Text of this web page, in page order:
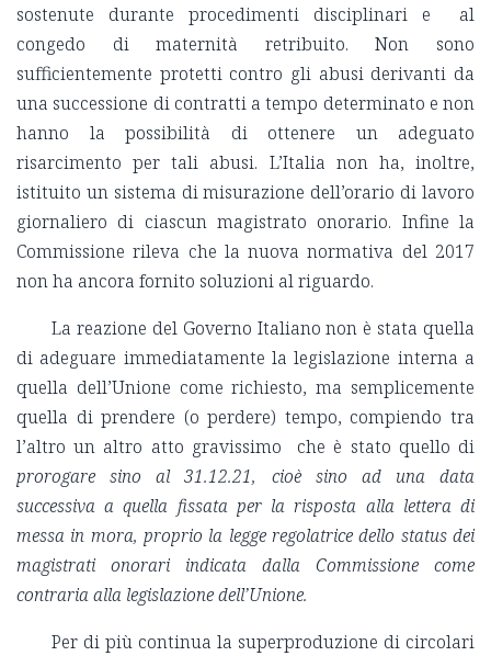
sostenute durante procedimenti disciplinari e al
congedo di maternità retribuito. Non sono
sufficientemente protetti contro gli abusi derivanti da
una successione di contratti a tempo determinato e non
hanno la possibilità di ottenere un adeguato
risarcimento per tali abusi. L’Italia non ha, inoltre,
istituito un sistema di misurazione dell’orario di lavoro
giornaliero di ciascun magistrato onorario. Infine la
Commissione rileva che la nuova normativa del 2017
non ha ancora fornito soluzioni al riguardo.
La reazione del Governo Italiano non è stata quella
di adeguare immediatamente la legislazione interna a
quella dell’Unione come richiesto, ma semplicemente
quella di prendere (o perdere) tempo, compiendo tra
l’altro un altro atto gravissimo che è stato quello di
prorogare sino al 31.12.21, cioè sino ad una data
successiva a quella fissata per la risposta alla lettera di
messa in mora, proprio la legge regolatrice dello status dei
magistrati onorari indicata dalla Commissione come
contraria alla legislazione dell’Unione.
Per di più continua la superproduzione di circolari